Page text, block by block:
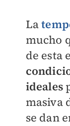
La
mucho
de esta
ideales
masiva
se dan